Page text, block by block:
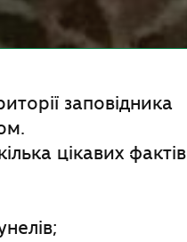
заповідника
цікавих фактів